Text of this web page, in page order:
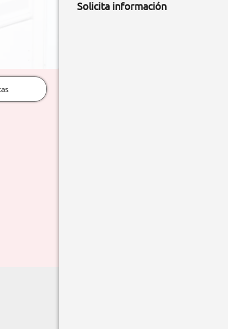
Solicita información